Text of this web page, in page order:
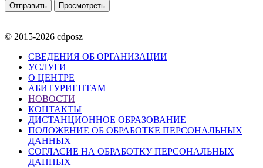
© 2015-2026 cdposz
СВЕДЕНИЯ ОБ ОРГАНИЗАЦИИ
УСЛУГИ
О ЦЕНТРЕ
АБИТУРИЕНТАМ
НОВОСТИ
КОНТАКТЫ
ДИСТАНЦИОННОЕ ОБРАЗОВАНИЕ
ПОЛОЖЕНИЕ ОБ ОБРАБОТКЕ ПЕРСОНАЛЬНЫХ
ДАННЫХ
СОГЛАСИЕ НА ОБРАБОТКУ ПЕРСОНАЛЬНЫХ
ДАННЫХ